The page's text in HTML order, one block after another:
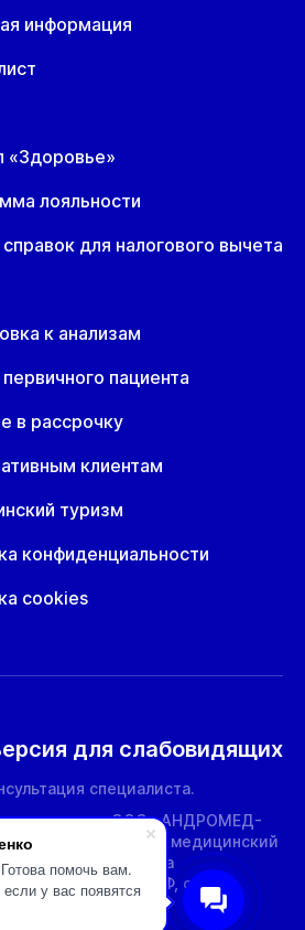
помочь вам.
у вас появятся
информация
«Здоровье»
лояльности
для налогового вычета
к анализам
пациента
в рассрочку
клиентам
туризм
конфиденциальности
cookies
для слабовидящих
специалиста.
компаниями: ООО «АНДРОМЕД-
медицинский
предоставлена
(ст.435 ГК РФ, cт.